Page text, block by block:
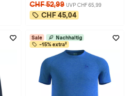
CHF 52,99 UVP CHF 65,99
CHF 45,04
Sale
Nachhaltig
-15% extra²